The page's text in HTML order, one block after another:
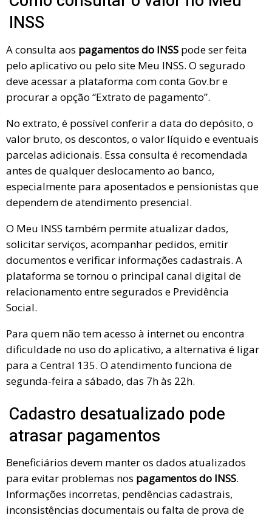
INSS
A consulta aos pagamentos do INSS pode ser feita
pelo aplicativo ou pelo site Meu INSS. O segurado
deve acessar a plataforma com conta Gov.br e
procurar a opção “Extrato de pagamento”.
No extrato, é possível conferir a data do depósito, o
valor bruto, os descontos, o valor líquido e eventuais
parcelas adicionais. Essa consulta é recomendada
antes de qualquer deslocamento ao banco,
especialmente para aposentados e pensionistas que
dependem de atendimento presencial.
O Meu INSS também permite atualizar dados,
solicitar serviços, acompanhar pedidos, emitir
documentos e verificar informações cadastrais. A
plataforma se tornou o principal canal digital de
relacionamento entre segurados e Previdência
Social.
Para quem não tem acesso à internet ou encontra
dificuldade no uso do aplicativo, a alternativa é ligar
para a Central 135. O atendimento funciona de
segunda-feira a sábado, das 7h às 22h.
Cadastro desatualizado pode
atrasar pagamentos
Beneficiários devem manter os dados atualizados
para evitar problemas nos pagamentos do INSS.
Informações incorretas, pendências cadastrais,
inconsistências documentais ou falta de prova de